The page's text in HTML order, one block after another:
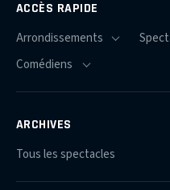
ACCÈS RAPIDE
ARCHIVES
Tous les spectacles